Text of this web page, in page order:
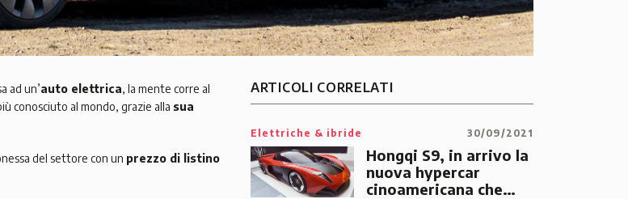
ad un’auto elettrica, la mente corre al
conosciuto al mondo, grazie alla sua
del settore con un prezzo di listino
ARTICOLI CORRELATI
Elettriche & ibride 30/09/2021
Hongqi S9, in arrivo la
nuova hypercar
cinoamericana che